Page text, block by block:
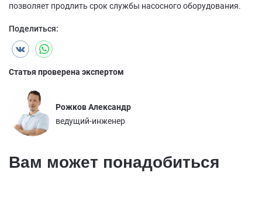
позволяет продлить срок службы насосного оборудования.
Поделиться:
Статья проверена экспертом
Рожков Александр
ведущий-инженер
Вам может понадобиться